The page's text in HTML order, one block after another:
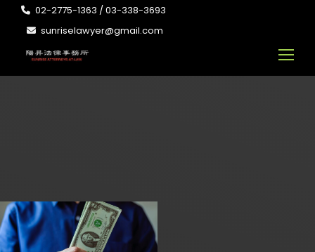
02-2775-1363 / 03-338-3693
sunriselawyer@gmail.com